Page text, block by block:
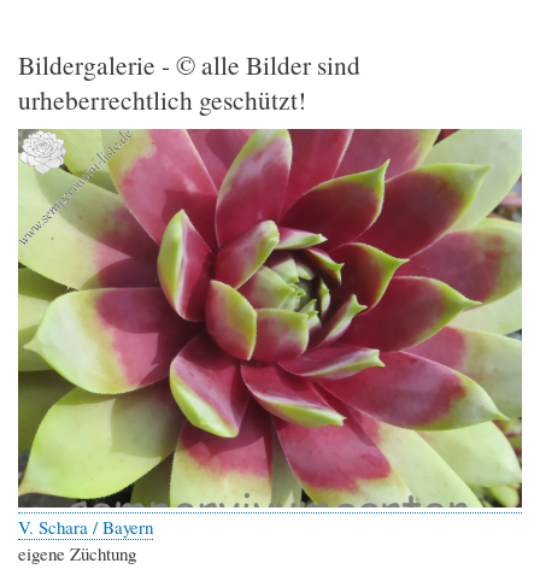
Bildergalerie - © alle Bilder sind
urheberrechtlich geschützt!
V. Schara / Bayern
eigene Züchtung